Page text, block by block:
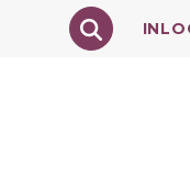
Texte à